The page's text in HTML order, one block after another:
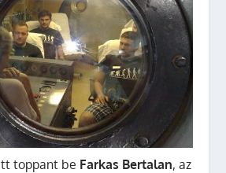
toppant be Farkas Bertalan, az